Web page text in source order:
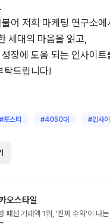
어 저희 마케팅 연구소에
세대의 마음을 읽고,
장에 도움 되는 인사이트
탁드립니다!
#포스티 #4050대 #인사
오스타일
패션 거래액 1위, '진짜 수익'이 나